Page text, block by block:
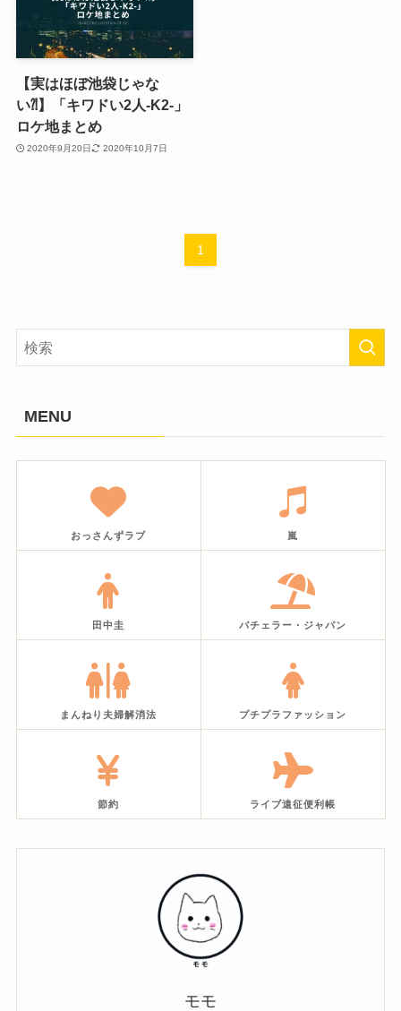
【実はほぼ池袋じゃな
い⁈】「キワドい2人-K2-」
ロケ地まとめ
2020年9月20日 2020年10月7日
1
MENU
おっさんずラブ 嵐
田中圭 バチェラー・ジャパン
まんねり夫婦解消法 プチプラファッション
節約 ライブ遠征便利帳
モモ